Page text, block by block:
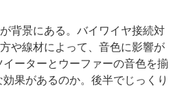
背景にある。バイワイヤ接続対
や線材によって、音色に影響が
イーターとウーファーの音色を揃
効果があるのか。後半でじっくり